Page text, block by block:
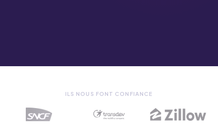
ILS NOUS FONT CONFIANCE